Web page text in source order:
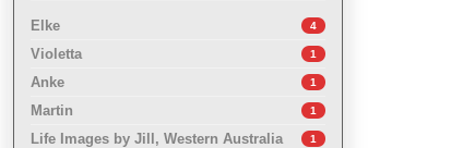
Elke 4
Violetta 1
Anke 1
Martin 1
Life Images by Jill, Western Australia 1